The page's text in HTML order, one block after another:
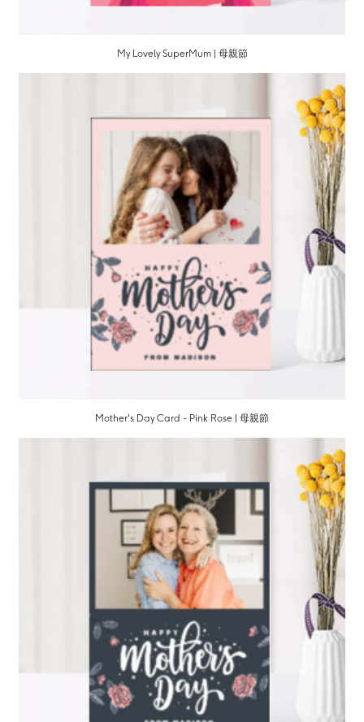
My Lovely SuperMum | 母親節
Mother's Day Card - Pink Rose | 母親節